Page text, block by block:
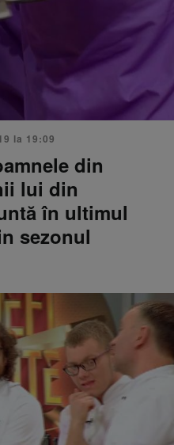
la 19:09
din
lui din
în ultimul
sezonul